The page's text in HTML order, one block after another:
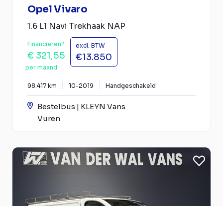
Opel Vivaro
1.6 L1 Navi Trekhaak NAP
Financieren?
€ 321,55
per maand
excl. BTW
€13.850
98.417 km 10-2019 Handgeschakeld
Bestelbus | KLEYN Vans
Vuren